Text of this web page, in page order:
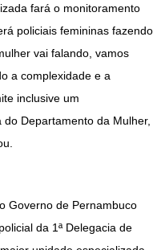
fará o monitoramento
policiais femininas fazendo
vai falando, vamos
a complexidade e a
inclusive um
Departamento da Mulher,
Governo de Pernambuco
da 1ª Delegacia de